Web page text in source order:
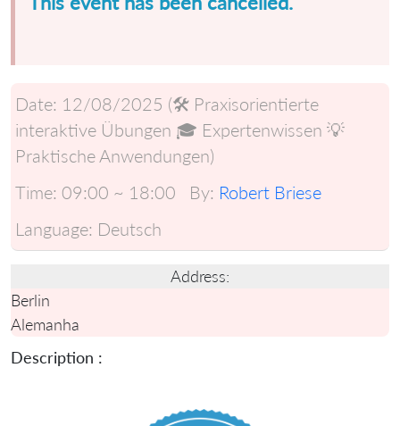
Date: 12/08/2025 (🛠️ Praxisorientierte
interaktive Übungen 🎓 Expertenwissen 💡
Praktische Anwendungen)
Time: 09:00 ~ 18:00 By: Robert Briese
Language: Deutsch
Address:
Berlin
Alemanha
Description :